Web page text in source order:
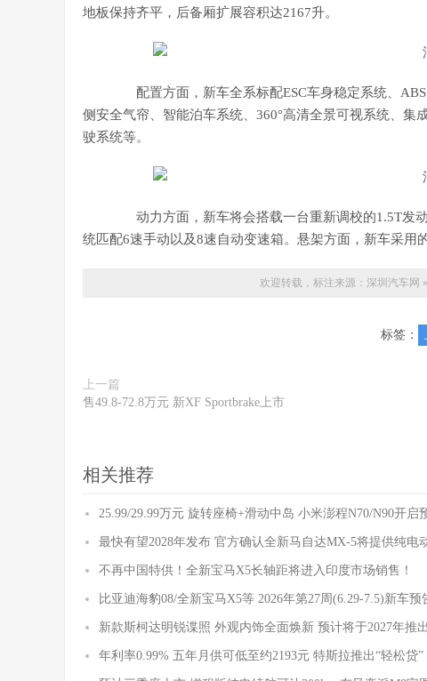
地板保持齐平，后备厢扩展容积达2167升。
配置方面，新车全系标配ESC车身稳定系统、ABS
侧安全气帘、智能泊车系统、360°高清全景可视系统、
驶系统等。
动力方面，新车将会搭载一台重新调校的1.5T发动
统匹配6速手动以及8速自动变速箱。悬架方面，新车采用
欢迎转载，标注来源： 深圳汽车网 »
标签：
上一篇
售49.8-72.8万元 新XF Sportbrake上市
相关推荐
25.99/29.99万元 旋转座椅+滑动中岛 小米澎程N70/N90开启
最快有望2028年发布 官方确认全新马自达MX-5将提供纯电
不再中国特供！全新宝马X5长轴距将进入印度市场销售！
比亚迪海豹08/全新宝马X5等 2026年第27周(6.29-7.5)新车预
新款斯柯达明锐谍照 外观内饰全面焕新 预计将于2027年推出
年利率0.99% 五年月供可低至约2193元 特斯拉推出“轻松贷”